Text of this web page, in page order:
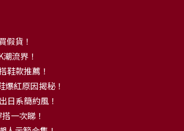
假貨！
流界！
鞋款推薦！
紅原因揭秘！
日系簡約風！
一次睇！